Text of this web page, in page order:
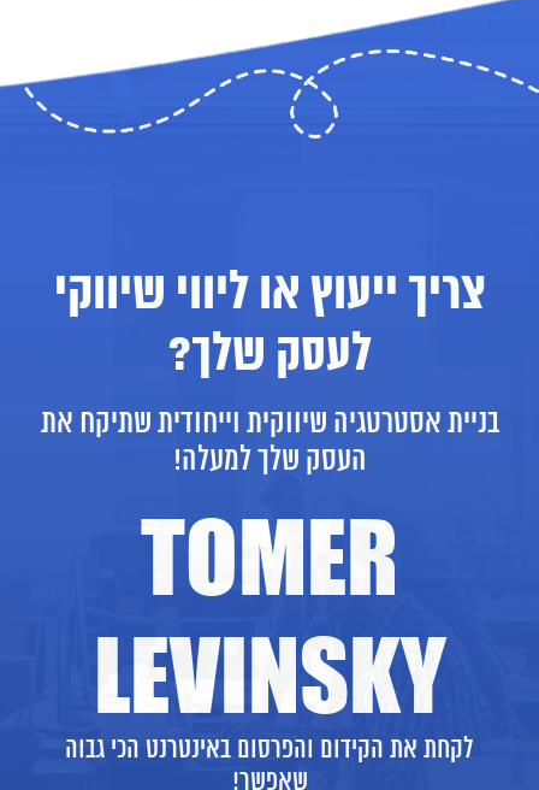
צריך ייעוץ או ליווי שיווקי
לעסק שלך?
בניית אסטרטגיה שיווקית וייחודית שתיקח את
העסק שלך למעלה!
TOMER
LEVINSKY
לקחת את הקידום והפרסום באינטרנט הכי גבוה
שאפשר!